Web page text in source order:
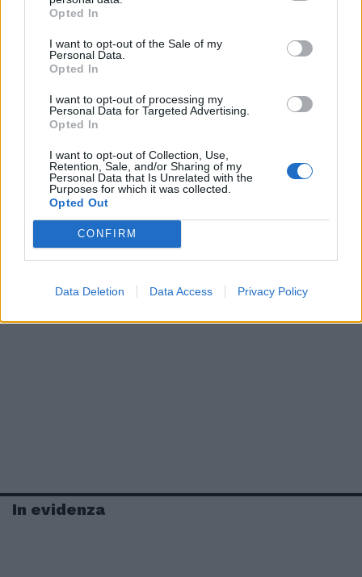
Opted In
I want to opt-out of the Sale of my
Personal Data.
Opted In
I want to opt-out of processing my
Personal Data for Targeted Advertising.
Opted In
I want to opt-out of Collection, Use,
Retention, Sale, and/or Sharing of my
Personal Data that Is Unrelated with the
Purposes for which it was collected.
Opted Out
CONFIRM
Data Deletion Data Access Privacy Policy
In evidenza